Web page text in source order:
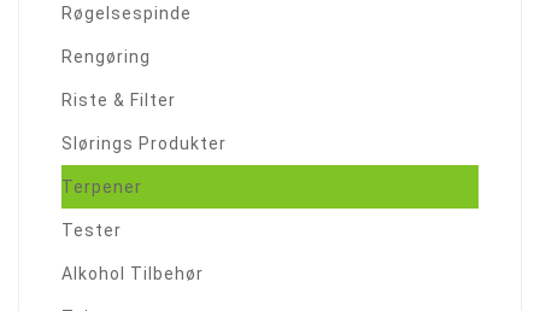
Røgelsespinde
Rengøring
Riste & Filter
Slørings Produkter
Terpener
Tester
Alkohol Tilbehør